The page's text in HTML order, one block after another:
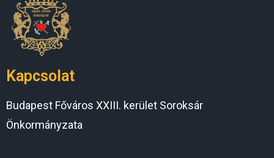
Kapcsolat
Budapest Főváros XXIII. kerület Soroksár
Önkormányzata